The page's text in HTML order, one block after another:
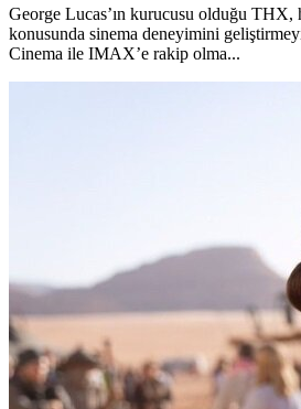
George Lucas’ın kurucusu olduğu THX,
konusunda sinema deneyimini
Cinema ile IMAX’e rakip olma...